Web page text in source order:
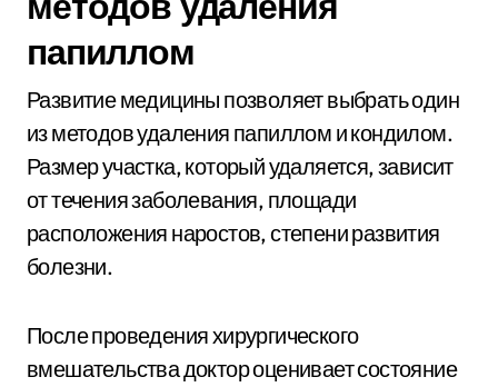
папиллом
Развитие медицины позволяет выбрать один
из методов удаления папиллом и кондилом.
Размер участка, который удаляется, зависит
от течения заболевания, площади
расположения наростов, степени развития
болезни.
После проведения хирургического
вмешательства доктор оценивает состояние